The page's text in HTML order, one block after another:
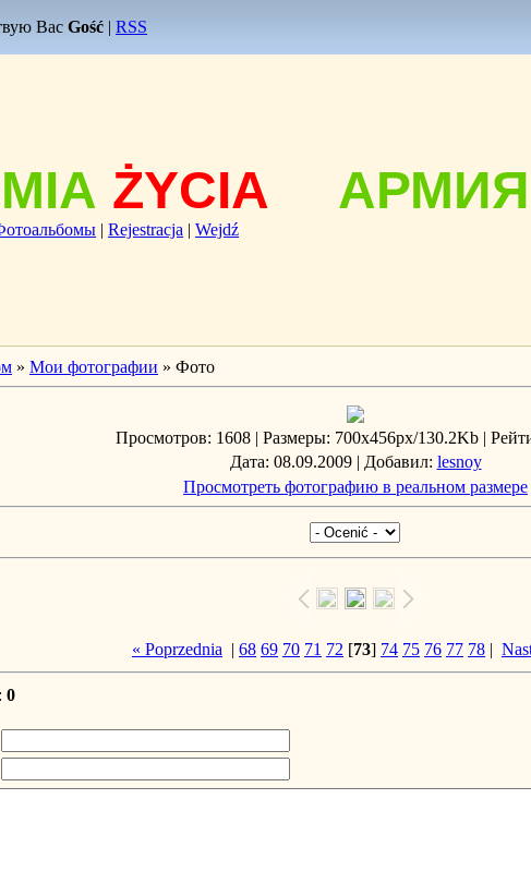
Вас Gość | RSS
ŻYCIA АРМИЯ
| Rejestracja | Wejdź
» Мои фотографии » Фото
Просмотров: 1608 | Размеры: 700x456px/130.2Kb |
Дата: 08.09.2009 | Добавил: lesnoy
Просмотреть фотографию в реальном размере
« Poprzednia | 68 69 70 71 72 [73] 74 75 76 77 78 |
: 0